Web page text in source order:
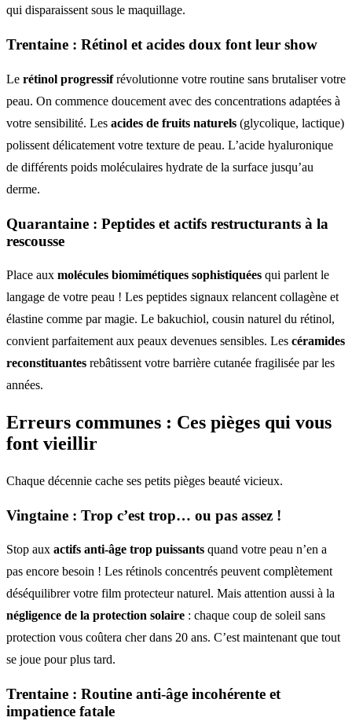
qui disparaissent sous le maquillage.
Trentaine : Rétinol et acides doux font leur show
Le rétinol progressifrévolutionne votre routine sans brutaliser votre
peau. On commence doucement avec des concentrations adaptées à
votre sensibilité. Les acides de fruits naturels (glycolique, lactique)
polissent délicatement votre texture de peau. L’acide hyaluronique
de différents poids moléculaires hydrate de la surface jusqu’au
derme.
Quarantaine : Peptides et actifs restructurants à la
rescousse
Place aux molécules biomimétiques sophistiquées qui parlent le
langage de votre peau ! Les peptides signaux relancent collagène et
élastine comme par magie. Le bakuchiol, cousin naturel du rétinol,
convient parfaitement aux peaux devenues sensibles. Les céramides
reconstituantes rebâtissent votre barrière cutanée fragilisée par les
années.
Erreurs communes : Ces pièges qui vous
font vieillir
Chaque décennie cache ses petits pièges beauté vicieux.
Vingtaine : Trop c’est trop… ou pas assez !
Stop aux actifs anti-âge trop puissants quand votre peau n’en a
pas encore besoin ! Les rétinols concentrés peuvent complètement
déséquilibrer votre film protecteur naturel. Mais attention aussi à la
négligence de la protection solaire : chaque coup de soleil sans
protection vous coûtera cher dans 20 ans. C’est maintenant que tout
se joue pour plus tard.
Trentaine : Routine anti-âge incohérente et
impatience fatale